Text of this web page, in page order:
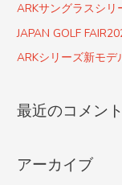
ARKサングラスシ
JAPAN GOLF
ARKシリーズ新モデ
最近のコメント
アーカイブ